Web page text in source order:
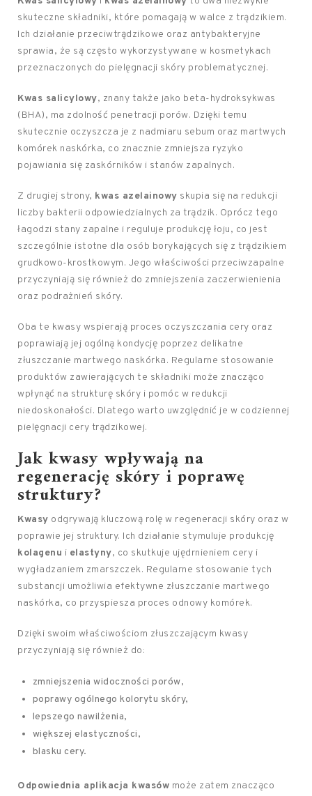
skuteczne składniki, które pomagają w walce z trądzikiem.
Ich działanie przeciwtrądzikowe oraz antybakteryjne
sprawia, że są często wykorzystywane w kosmetykach
przeznaczonych do pielęgnacji skóry problematycznej.
Kwas salicylowy, znany także jako beta-hydroksykwas
(BHA), ma zdolność penetracji porów. Dzięki temu
skutecznie oczyszcza je z nadmiaru sebum oraz martwych
komórek naskórka, co znacznie zmniejsza ryzyko
pojawiania się zaskórników i stanów zapalnych.
Z drugiej strony, kwas azelainowy skupia się na redukcji
liczby bakterii odpowiedzialnych za trądzik. Oprócz tego
łagodzi stany zapalne i reguluje produkcję łoju, co jest
szczególnie istotne dla osób borykających się z trądzikiem
grudkowo-krostkowym. Jego właściwości przeciwzapalne
przyczyniają się również do zmniejszenia zaczerwienienia
oraz podrażnień skóry.
Oba te kwasy wspierają proces oczyszczania cery oraz
poprawiają jej ogólną kondycję poprzez delikatne
złuszczanie martwego naskórka. Regularne stosowanie
produktów zawierających te składniki może znacząco
wpłynąć na strukturę skóry i pomóc w redukcji
niedoskonałości. Dlatego warto uwzględnić je w codziennej
pielęgnacji cery trądzikowej.
Jak kwasy wpływają na
regenerację skóry i poprawę
struktury?
Kwasy odgrywają kluczową rolę w regeneracji skóry oraz w
poprawie jej struktury. Ich działanie stymuluje produkcję
kolagenu i elastyny, co skutkuje ujędrnieniem cery i
wygładzaniem zmarszczek. Regularne stosowanie tych
substancji umożliwia efektywne złuszczanie martwego
naskórka, co przyspiesza proces odnowy komórek.
Dzięki swoim właściwościom złuszczającym kwasy
przyczyniają się również do:
zmniejszenia widoczności porów,
poprawy ogólnego kolorytu skóry,
lepszego nawilżenia,
większej elastyczności,
blasku cery.
Odpowiednia aplikacja kwasów może zatem znacząco